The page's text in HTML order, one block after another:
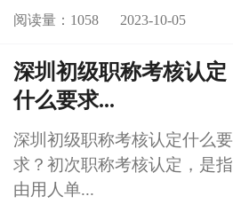
阅读量：1058 2023-10-05
深圳初级职称考核认定
什么要求...
深圳初级职称考核认定什么要
求？初次职称考核认定，是指
由用人单...